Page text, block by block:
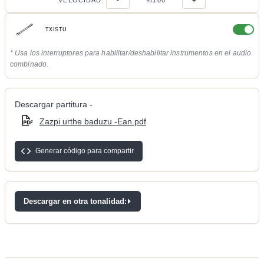
TXISTU
* Usa los interruptores para habilitar/deshabilitar instrumentos en el audio
combinado.
Descargar partitura -
Zazpi urthe baduzu -Ean.pdf
Generar código para compartir
Descargar en otra tonalidad: